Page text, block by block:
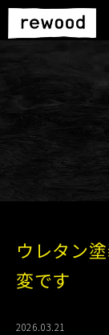
ウレタン
変です
2026.03.21